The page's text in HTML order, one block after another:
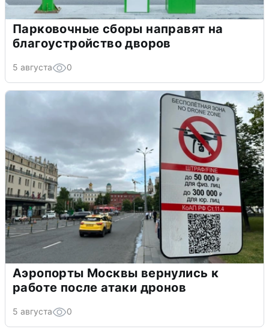
Парковочные сборы направят на
благоустройство дворов
5 августа 0
Аэропорты Москвы вернулись к
работе после атаки дронов
5 августа 0